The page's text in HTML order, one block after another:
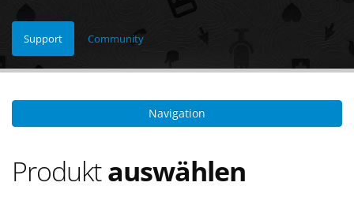
Support Community
Navigation
Produktauswählen